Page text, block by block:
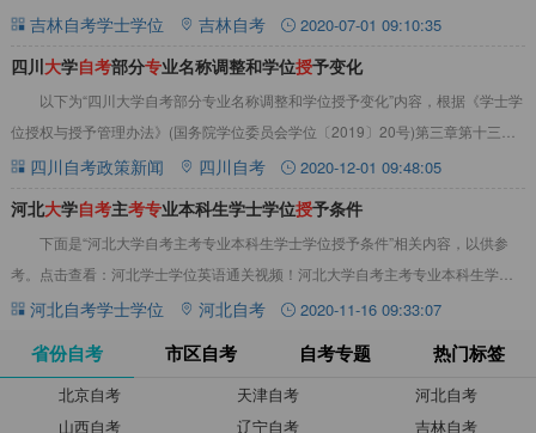
为保证我校成人高等教育
吉林自考学士学位 吉林自考 2020-07-01 09:10:35
四川大学自考部分专业名称调整和学位授予变化
以下为“四川大学自考部分专业名称调整和学位授予变化”内容，根据《学士学
位授权与授予管理办法》(国务院学位委员会学位〔2019〕20号)第三章第十三条
规定普通高等学校授予高等学历继续
四川自考政策新闻 四川自考 2020-12-01 09:48:05
​河北大学自考主考专业本科生学士学位授予条件
下面是“河北大学自考主考专业本科生学士学位授予条件”相关内容，以供参
考。点击查看：河北学士学位英语通关视频！河北大学自考主考专业本科生学士
学位授予条件一、学士学位授予条件：1、拥护
河北自考学士学位 河北自考 2020-11-16 09:33:07
省份自考 市区自考 自考专题 热门标签
北京自考 天津自考
河北自考
山西自考
辽宁自考 吉林自考